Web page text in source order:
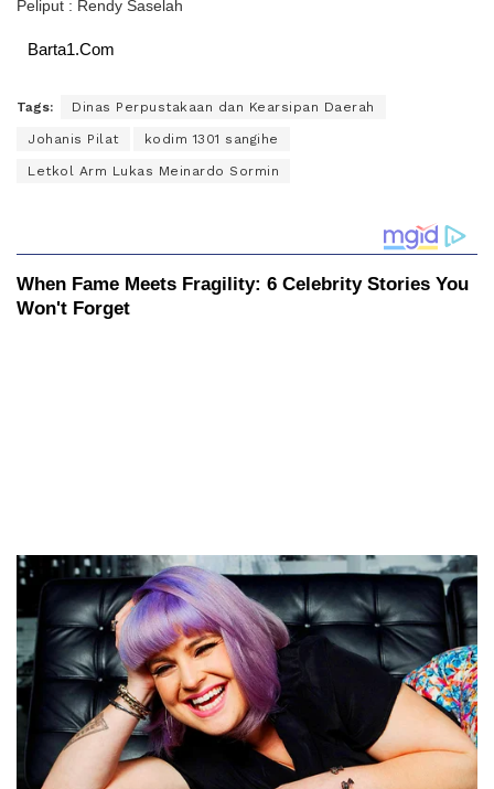
Peliput : Rendy Saselah
Barta1.Com
Tags: Dinas Perpustakaan dan Kearsipan Daerah
Johanis Pilat kodim 1301 sangihe
Letkol Arm Lukas Meinardo Sormin